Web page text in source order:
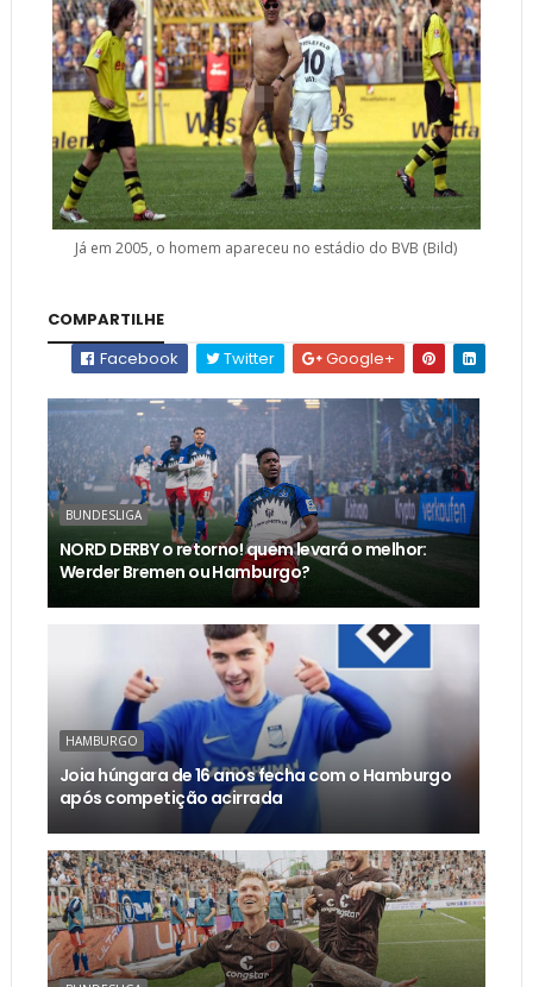
Já em 2005, o homem apareceu no estádio do BVB (Bild)
COMPARTILHE
Facebook
Twitter Google+
BUNDESLIGA
NORD DERBY o retorno! quem levará o melhor:
Werder Bremen ou Hamburgo?
HAMBURGO
Joia húngara de 16 anos fecha com o Hamburgo
após competição acirrada